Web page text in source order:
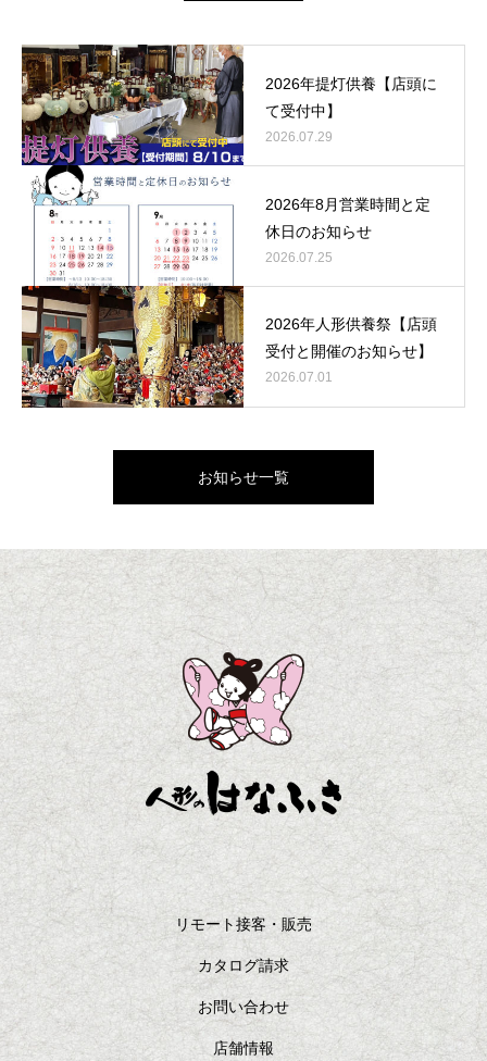
2026年提灯供養【店頭に
て受付中】
2026.07.29
2026年8月営業時間と定
休日のお知らせ
2026.07.25
2026年人形供養祭【店頭
受付と開催のお知らせ】
2026.07.01
お知らせ一覧
リモート接客・販売
カタログ請求
お問い合わせ
店舗情報